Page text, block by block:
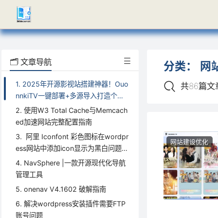
网站建设和优化方向技术文章
🗂️ 文章导航
1. 2025年开源影视站搭建神器！Ouo
nnkiTV一键部署+多源导入打造个性
化观影平台
2. 使用W3 Total Cache与Memcach
ed加速网站完整配置指南
3. 阿里 Iconfont 彩色图标在wordpr
ess网站中添加icon显示为黑白问题解
决
4. NavSphere |一款开源现代化导航
管理工具
5. onenav V4.1602 破解指南
6. 解决wordpress安装插件需要FTP
账号问题
分类： 网
共86篇文
网站建设优化